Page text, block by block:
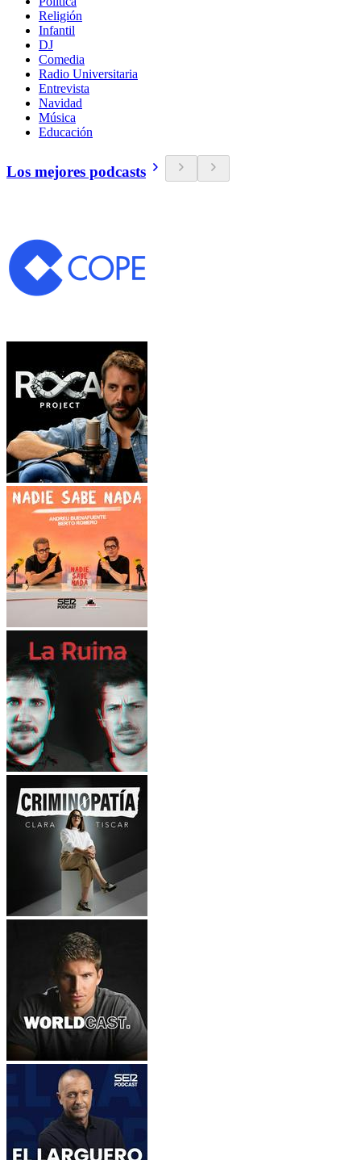
Religión
Infantil
DJ
Comedia
Radio Universitaria
Entrevista
Navidad
Música
Educación
Los mejores podcasts